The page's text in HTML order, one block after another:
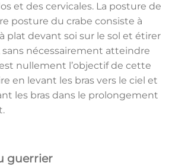
et des cervicales. La posture de
posture du crabe consiste à
plat devant soi sur le sol et étirer
sans nécessairement atteindre
nullement l’objectif de cette
en levant les bras vers le ciel et
les bras dans le prolongement
guerrier